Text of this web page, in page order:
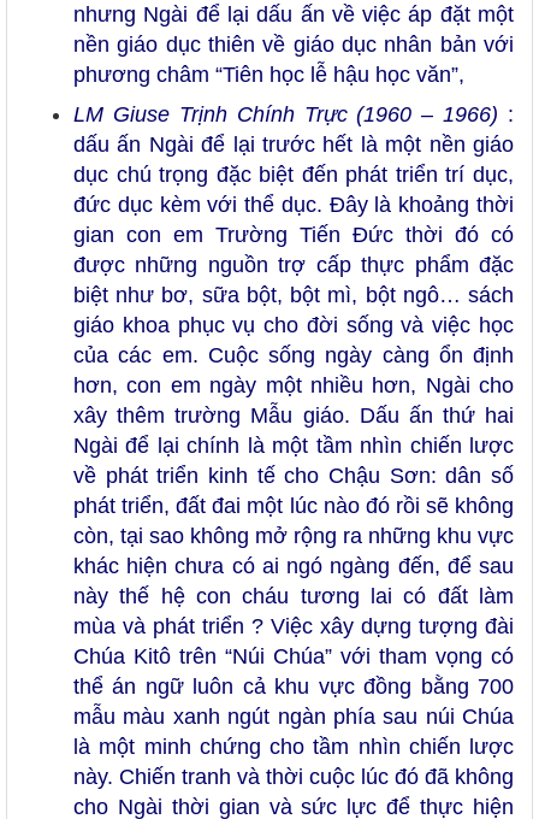
nhưng Ngài để lại dấu ấn về việc áp đặt một
nền giáo dục thiên về giáo dục nhân bản với
phương châm “Tiên học lễ hậu học văn”,
LM Giuse Trịnh Chính Trực (1960 – 1966) :
dấu ấn Ngài để lại trước hết là một nền giáo
dục chú trọng đặc biệt đến phát triển trí dục,
đức dục kèm với thể dục. Đây là khoảng thời
gian con em Trường Tiến Đức thời đó có
được những nguồn trợ cấp thực phẩm đặc
biệt như bơ, sữa bột, bột mì, bột ngô… sách
giáo khoa phục vụ cho đời sống và việc học
của các em. Cuộc sống ngày càng ổn định
hơn, con em ngày một nhiều hơn, Ngài cho
xây thêm trường Mẫu giáo. Dấu ấn thứ hai
Ngài để lại chính là một tầm nhìn chiến lược
về phát triển kinh tế cho Chậu Sơn: dân số
phát triển, đất đai một lúc nào đó rồi sẽ không
còn, tại sao không mở rộng ra những khu vực
khác hiện chưa có ai ngó ngàng đến, để sau
này thế hệ con cháu tương lai có đất làm
mùa và phát triển ? Việc xây dựng tượng đài
Chúa Kitô trên “Núi Chúa” với tham vọng có
thể án ngữ luôn cả khu vực đồng bằng 700
mẫu màu xanh ngút ngàn phía sau núi Chúa
là một minh chứng cho tầm nhìn chiến lược
này. Chiến tranh và thời cuộc lúc đó đã không
cho Ngài thời gian và sức lực để thực hiện